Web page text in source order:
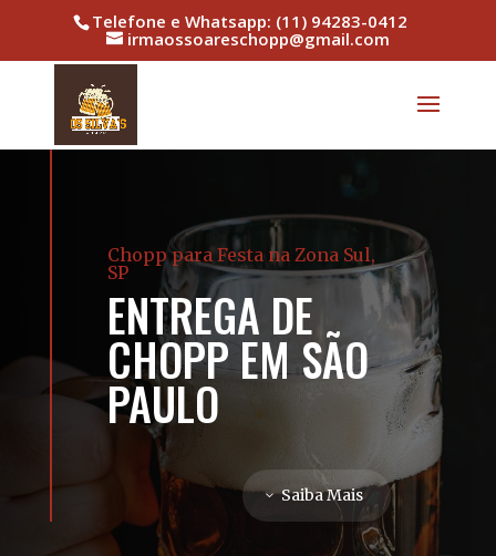
Telefone e Whatsapp: (11) 94283-0412
irmaossoareschopp@gmail.com
Chopp para Festa na Zona Sul,
SP
ENTREGA DE
CHOPP EM SÃO
PAULO
Saiba Mais